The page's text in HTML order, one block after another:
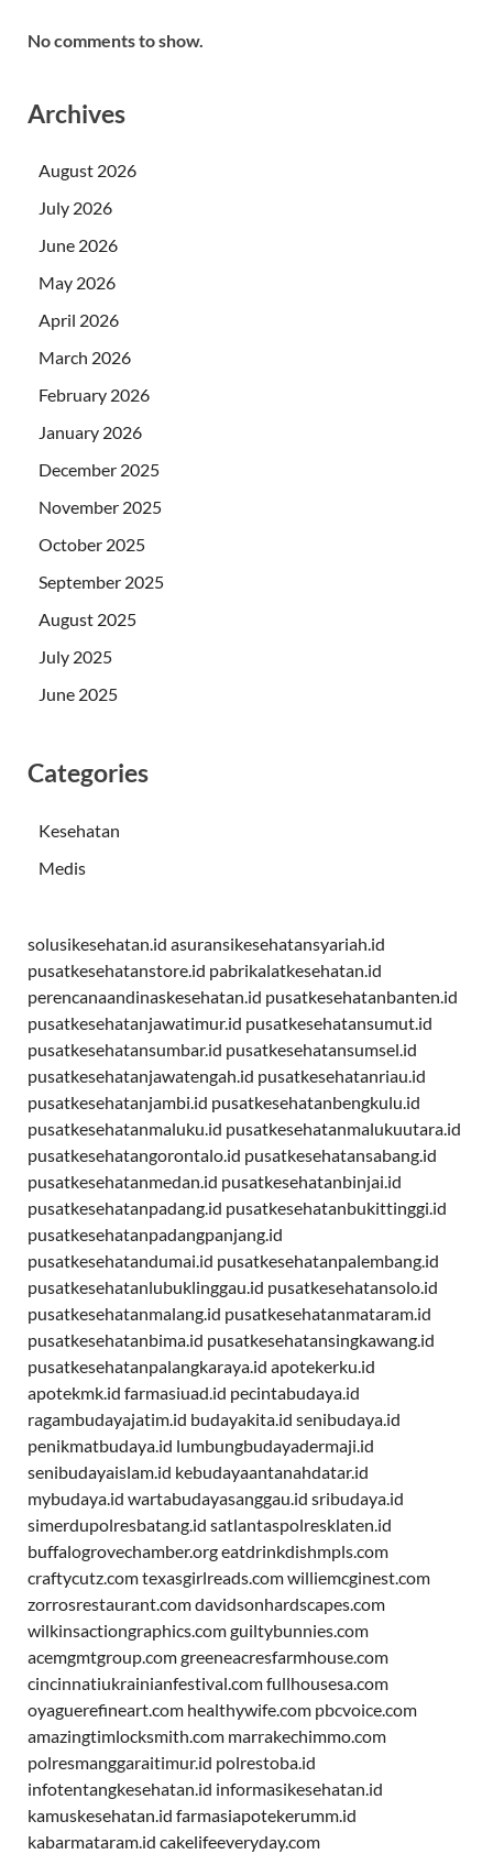
No comments to show.
Archives
August 2026
July 2026
June 2026
May 2026
April 2026
March 2026
February 2026
January 2026
December 2025
November 2025
October 2025
September 2025
August 2025
July 2025
June 2025
Categories
Kesehatan
Medis
solusikesehatan.id asuransikesehatansyariah.id
pusatkesehatanstore.id pabrikalatkesehatan.id
perencanaandinaskesehatan.id pusatkesehatanbanten.id
pusatkesehatanjawatimur.id pusatkesehatansumut.id
pusatkesehatansumbar.id pusatkesehatansumsel.id
pusatkesehatanjawatengah.id pusatkesehatanriau.id
pusatkesehatanjambi.id pusatkesehatanbengkulu.id
pusatkesehatanmaluku.id pusatkesehatanmalukuutara.id
pusatkesehatangorontalo.id pusatkesehatansabang.id
pusatkesehatanmedan.id pusatkesehatanbinjai.id
pusatkesehatanpadang.id pusatkesehatanbukittinggi.id
pusatkesehatanpadangpanjang.id
pusatkesehatandumai.id pusatkesehatanpalembang.id
pusatkesehatanlubuklinggau.id pusatkesehatansolo.id
pusatkesehatanmalang.id pusatkesehatanmataram.id
pusatkesehatanbima.id pusatkesehatansingkawang.id
pusatkesehatanpalangkaraya.id apotekerku.id
apotekmk.id farmasiuad.id pecintabudaya.id
ragambudayajatim.id budayakita.id senibudaya.id
penikmatbudaya.id lumbungbudayadermaji.id
senibudayaislam.id kebudayaantanahdatar.id
mybudaya.id wartabudayasanggau.id sribudaya.id
simerdupolresbatang.id satlantaspolresklaten.id
buffalogrovechamber.orgeatdrinkdishmpls.com
craftycutz.comtexasgirlreads.comwilliemcginest.com
zorrosrestaurant.comdavidsonhardscapes.com
wilkinsactiongraphics.comguiltybunnies.com
acemgmtgroup.comgreeneacresfarmhouse.com
cincinnatiukrainianfestival.comfullhousesa.com
oyaguerefineart.com healthywife.com pbcvoice.com
amazingtimlocksmith.com marrakechimmo.com
polresmanggaraitimur.id polrestoba.id
infotentangkesehatan.id informasikesehatan.id
kamuskesehatan.id farmasiapotekerumm.id
kabarmataram.id cakelifeeveryday.com